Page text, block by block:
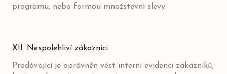
programu, nebo formou množstevní slevy.
XII. Nespolehliví zákazníci
Prodávající je oprávněn vést interní evidenci zákazníků,